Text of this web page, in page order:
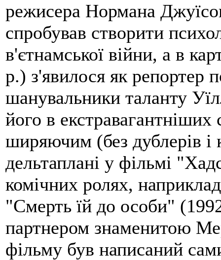
режисера Нормана
спробував створити
в'єтнамської війни, а в
р.) з'явилося як репортер
шанувальники таланту
його в екстравагантніших
ширяючим (без дублерів і
дельтаплані у фільмі
комічних ролях,
"Смерть їй до особи"
партнером знаменитою
фільму був написаний